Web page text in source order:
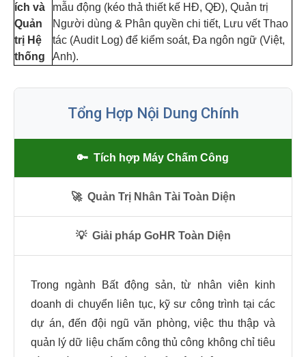
ích và
Quản
trị Hệ
thống
mẫu động (kéo thả thiết kế HĐ, QĐ), Quản trị
Người dùng & Phân quyền chi tiết, Lưu vết Thao
tác (Audit Log) để kiểm soát, Đa ngôn ngữ (Việt,
Anh).
Tổng Hợp Nội Dung Chính
🔑 Tích hợp Máy Chấm Công
🚀 Quản Trị Nhân Tài Toàn Diện
💡 Giải pháp GoHR Toàn Diện
Trong ngành Bất động sản, từ nhân viên kinh
doanh di chuyển liên tục, kỹ sư công trình tại các
dự án, đến đội ngũ văn phòng, việc thu thập và
quản lý dữ liệu chấm công thủ công không chỉ tiêu